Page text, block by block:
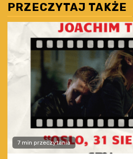
PRZECZYTAJ TAKŻE
7 min przeczytania